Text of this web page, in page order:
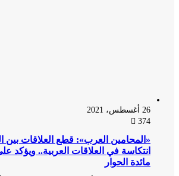
«المحامين العرب»: قطع العلاقات بين
انتكاسة في العلاقات العربية.. ويؤكد على
مائدة الحوار